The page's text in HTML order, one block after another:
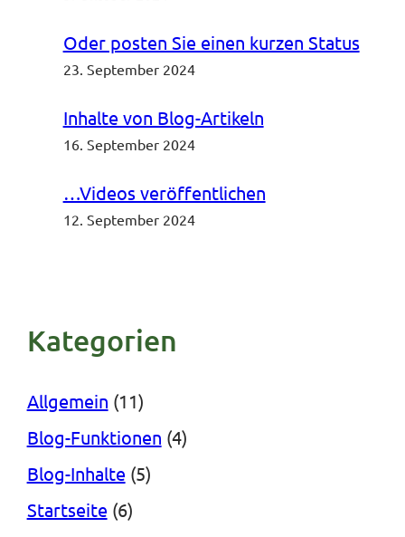
Oder posten Sie einen kurzen Status
23. September 2024
Inhalte von Blog-Artikeln
16. September 2024
…Videos veröffentlichen
12. September 2024
Kategorien
Allgemein (11)
Blog-Funktionen (4)
Blog-Inhalte (5)
Startseite (6)